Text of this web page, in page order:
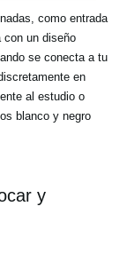
como entrada
con un diseño
se conecta a tu
en
al estudio o
blanco y negro
y